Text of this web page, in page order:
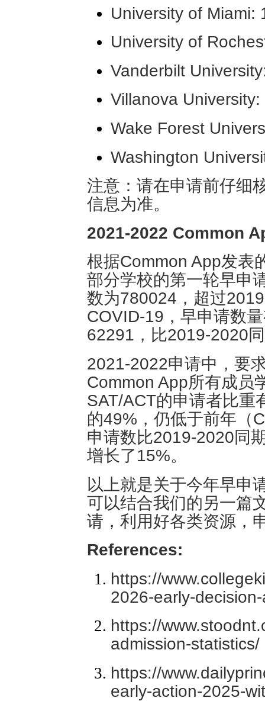
University of Miami:
University of
Vanderbilt
Villanova
Wake Forest
Washington
注意：请在申请前仔细
信息为准。
2021-2022 Common
根据Common App发表
部分学校的第一轮早申
数为780024，超过
COVID-19，早申请数
62291，比2019-2020
2021-2022申请中，要
Common App所有成员
SAT/ACT的申请者比重
的49%，仍低于前年（
申请数比2019-2020同
增长了15%。
以上就是关于今年早申
可以结合我们的另一篇
请，利用好各类资源，
References:
https://
2026-early-
https://
admission-statistics/
https://
early-action-2025-